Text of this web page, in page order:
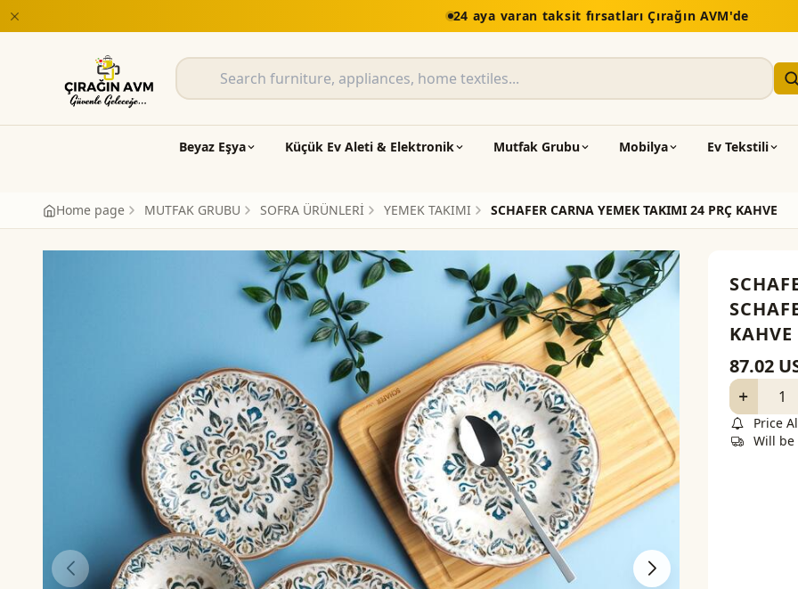
5.000 TL üzeri
Beyaz Eşya Küçük Ev Aleti & Elektronik Mutfak Grubu Mobilya Ev Tekstili
Home page MUTFAK GRUBU SOFRA ÜRÜNLERİ YEMEK TAKIMI SCHAFER CARNA YEMEK TAKIMI 24 PRÇ KAHVE
KAHVE
87.02
Price
Will be